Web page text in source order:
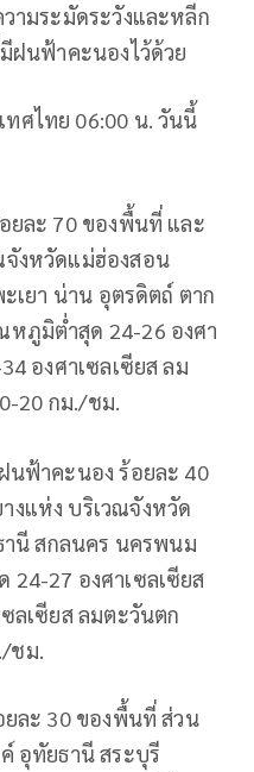
ามระมัดระวังและหลีก
ฝนฟ้าคะนองไว้ด้วย
ศไทย 06:00 น. วันนี้
ยละ 70 ของพื้นที่ และ
งหวัดแม่ฮ่องสอน
ะเยา น่าน อุตรดิตถ์ ตาก
ภูมิต่ำสุด 24-26 องศา
องศาเซลเซียส ลม
20 กม./ชม.
นฟ้าคะนอง ร้อยละ 40
แห่ง บริเวณจังหวัด
านี สกลนคร นครพนม
27 องศาเซลเซียส
ลเซียส ลมตะวันตก
ชม.
ละ 30 ของพื้นที่ ส่วน
อุทัยธานี สระบุรี